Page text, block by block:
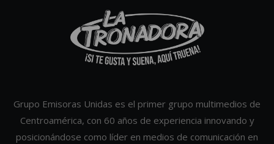
Grupo Emisoras Unidas es el primer grupo multimedios de
Centroamérica, con 60 años de experiencia innovando y
posicionándose como líder en medios de comunicación en